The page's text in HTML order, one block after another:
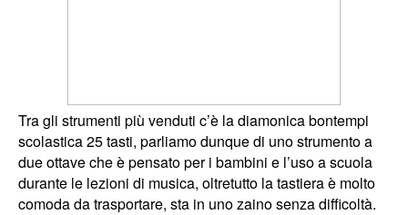
Tra gli strumenti più venduti c’è la diamonica bontempi
scolastica 25 tasti, parliamo dunque di uno strumento a
due ottave che è pensato per i bambini e l’uso a scuola
durante le lezioni di musica, oltretutto la tastiera è molto
comoda da trasportare, sta in uno zaino senza difficoltà.